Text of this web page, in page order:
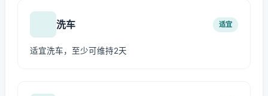
洗车 适宜
适宜洗车，至少可维持2天